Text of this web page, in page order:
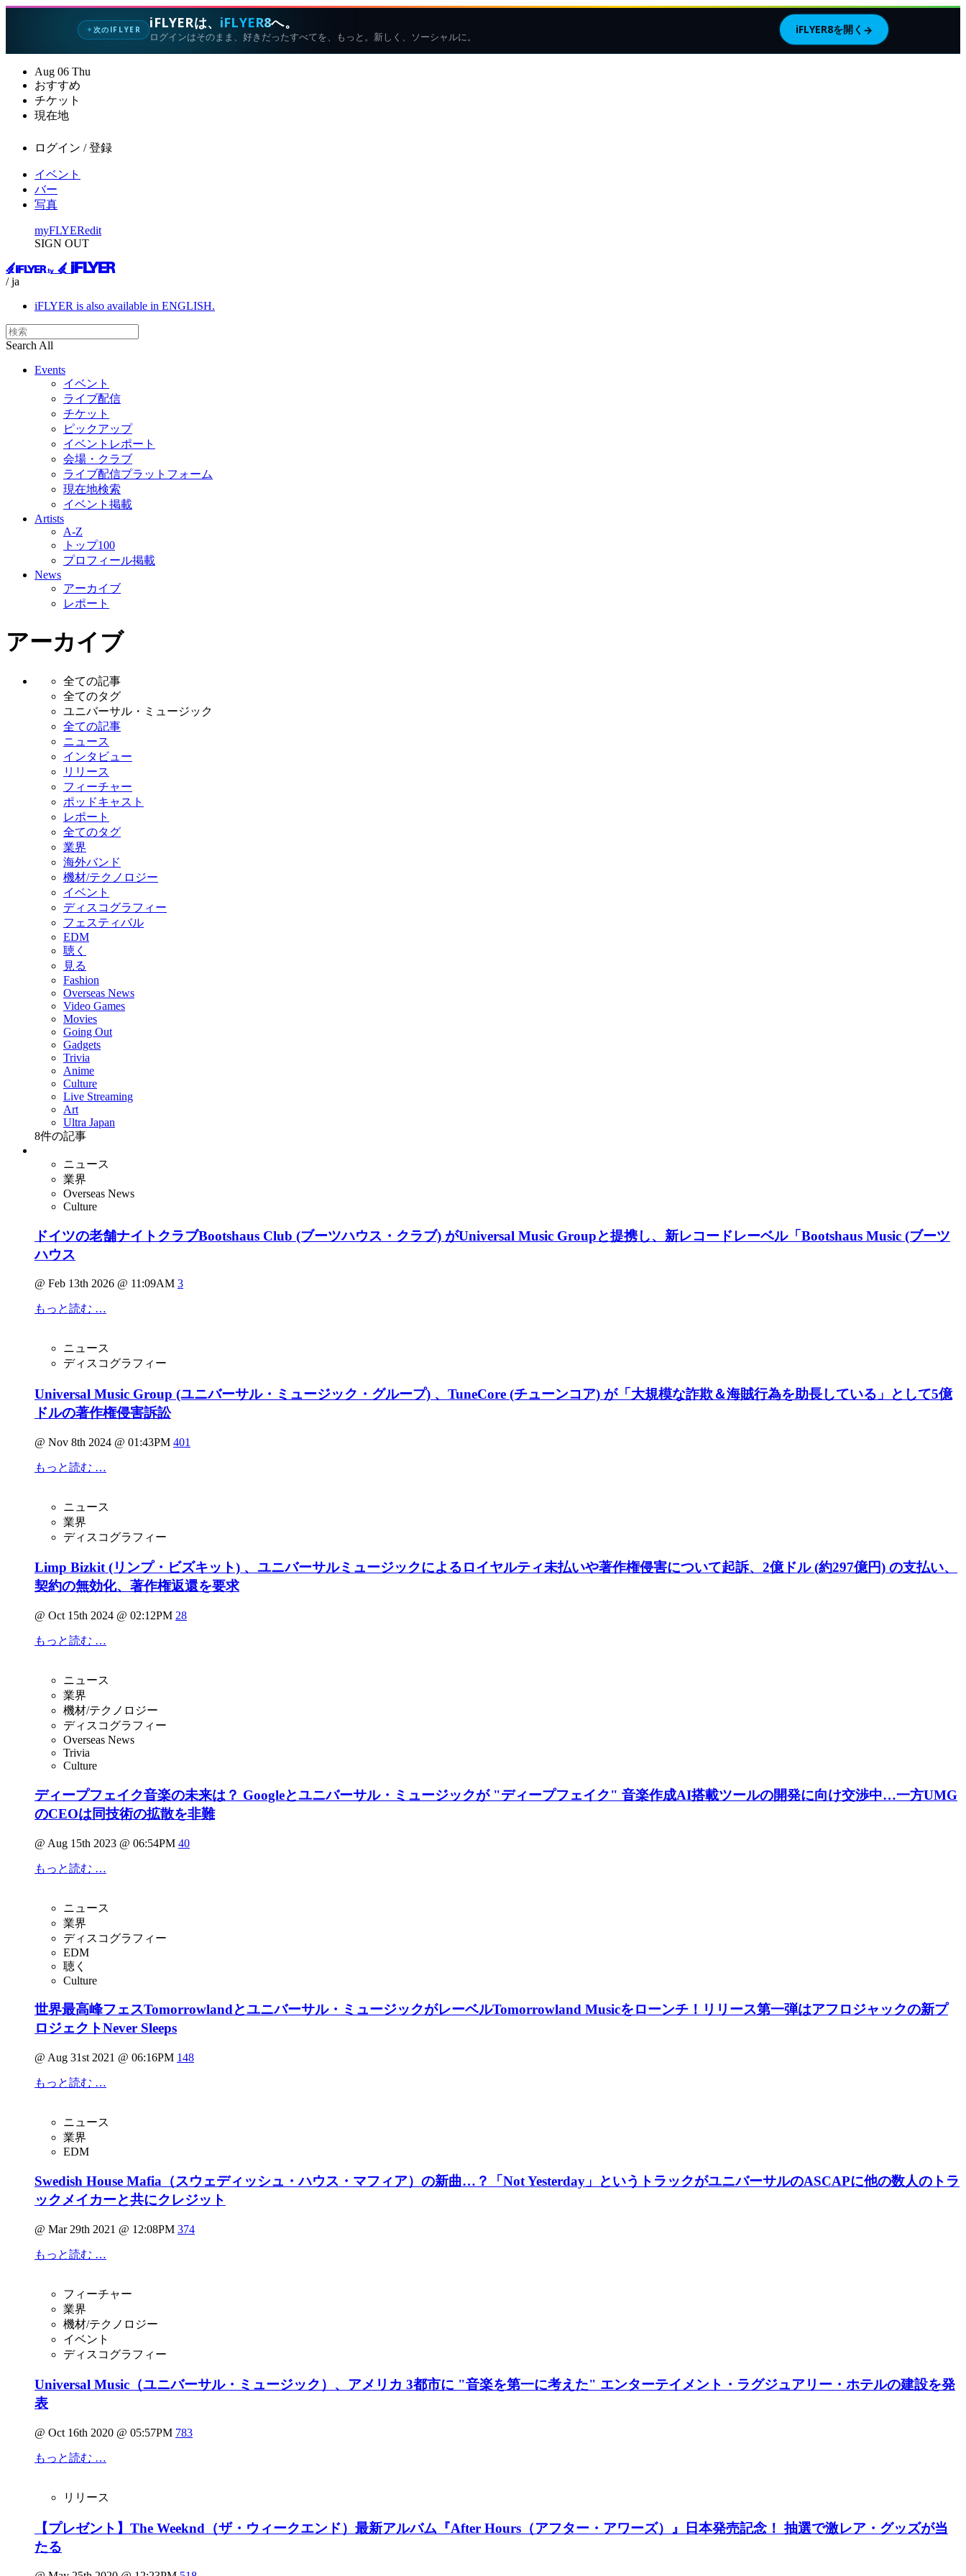
✦次のIFLYER iFLYERは、 iFLYER8へ。
ログインはそのまま、好きだったすべてを、もっと。新しく、ソーシャルに。
iFLYER8を開く →
Aug 06 Thu
おすすめ
チケット
現在地
ログイン / 登録
イベント
バー
写真
myFLYERedit
SIGN OUT
/ ja
iFLYER is also available in ENGLISH.
Search All
Events
イベント
ライブ配信
チケット
ピックアップ
イベントレポート
会場・クラブ
ライブ配信プラットフォーム
現在地検索
イベント掲載
Artists
A-Z
トップ100
プロフィール掲載
News
アーカイブ
レポート
アーカイブ
全ての記事
全てのタグ
ユニバーサル・ミュージック
全ての記事
ニュース
インタビュー
リリース
フィーチャー
ポッドキャスト
レポート
全てのタグ
業界
海外バンド
機材/テクノロジー
イベント
ディスコグラフィー
フェスティバル
EDM
聴く
見る
Fashion
Overseas News
Video Games
Movies
Going Out
Gadgets
Trivia
Anime
Culture
Live Streaming
Art
Ultra Japan
8件の記事
ニュース
業界
Overseas News
Culture
ドイツの老舗ナイトクラブBootshaus Club (ブーツハウス・クラブ) がUniversal Music Groupと提携し、新レコードレーベル「Bootshaus Music (ブーツ
ハウス
@ Feb 13th 2026 @ 11:09AM 3
もっと読む …
ニュース
ディスコグラフィー
Universal Music Group (ユニバーサル・ミュージック・グループ) 、TuneCore (チューンコア) が「大規模な詐欺＆海賊行為を助長している」として5億
ドルの著作権侵害訴訟
@ Nov 8th 2024 @ 01:43PM 401
もっと読む …
ニュース
業界
ディスコグラフィー
Limp Bizkit (リンプ・ビズキット) 、ユニバーサルミュージックによるロイヤルティ未払いや著作権侵害について起訴、2億ドル (約297億円) の支払い、
契約の無効化、著作権返還を要求
@ Oct 15th 2024 @ 02:12PM 28
もっと読む …
ニュース
業界
機材/テクノロジー
ディスコグラフィー
Overseas News
Trivia
Culture
ディープフェイク音楽の未来は？ Googleとユニバーサル・ミュージックが "ディープフェイク" 音楽作成AI搭載ツールの開発に向け交渉中…一方UMG
のCEOは同技術の拡散を非難
@ Aug 15th 2023 @ 06:54PM 40
もっと読む …
ニュース
業界
ディスコグラフィー
EDM
聴く
Culture
世界最高峰フェスTomorrowlandとユニバーサル・ミュージックがレーベルTomorrowland Musicをローンチ！リリース第一弾はアフロジャックの新プ
ロジェクトNever Sleeps
@ Aug 31st 2021 @ 06:16PM 148
もっと読む …
ニュース
業界
EDM
Swedish House Mafia（スウェディッシュ・ハウス・マフィア）の新曲…？「Not Yesterday」というトラックがユニバーサルのASCAPに他の数人のトラ
ックメイカーと共にクレジット
@ Mar 29th 2021 @ 12:08PM 374
もっと読む …
フィーチャー
業界
機材/テクノロジー
イベント
ディスコグラフィー
Universal Music（ユニバーサル・ミュージック）、アメリカ 3都市に "音楽を第一に考えた" エンターテイメント・ラグジュアリー・ホテルの建設を発
表
@ Oct 16th 2020 @ 05:57PM 783
もっと読む …
リリース
【プレゼント】The Weeknd（ザ・ウィークエンド）最新アルバム『After Hours（アフター・アワーズ）』日本発売記念！ 抽選で激レア・グッズが当
たる